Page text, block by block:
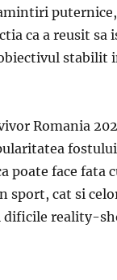
ca a reusit sa
stabilit
Romania
poate face fata
sport, cat si
dificile reality-